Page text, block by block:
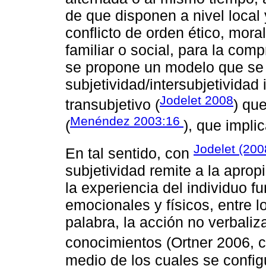
de que disponen a nivel
conflicto de orden ético,
familiar o social, para la
se propone un modelo que
subjetividad/intersubjetividad
transubjetivo (Jodelet 2008)
(Menéndez 2003:16 ), que
En tal sentido, con Jodelet
subjetividad remite a la
la experiencia del individuo
emocionales y físicos, entre
palabra, la acción no
conocimientos (Ortner 2006,
medio de los cuales se